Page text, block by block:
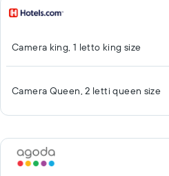
Camera king, 1 letto king size
Camera Queen, 2 letti queen size